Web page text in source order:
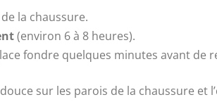
la chaussure.
(environ 6 à 8 heures).
fondre quelques minutes avant de
sur les parois de la chaussure et